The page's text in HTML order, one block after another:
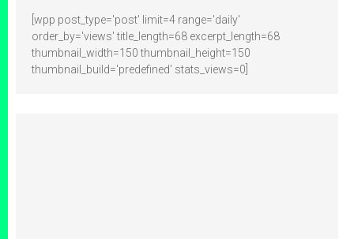
[wpp post_type='post' limit=4 range='daily'
order_by='views' title_length=68 excerpt_length=68
thumbnail_width=150 thumbnail_height=150
thumbnail_build='predefined' stats_views=0]